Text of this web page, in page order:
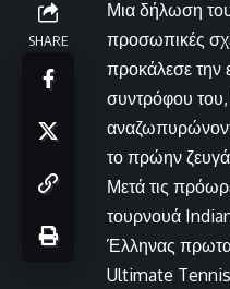
SHARE
Μια δήλωση του
προσωπικές
προκάλεσε την
συντρόφου
το πρώην
Μετά τις
τουρνουά
Έλληνας
Ultimate